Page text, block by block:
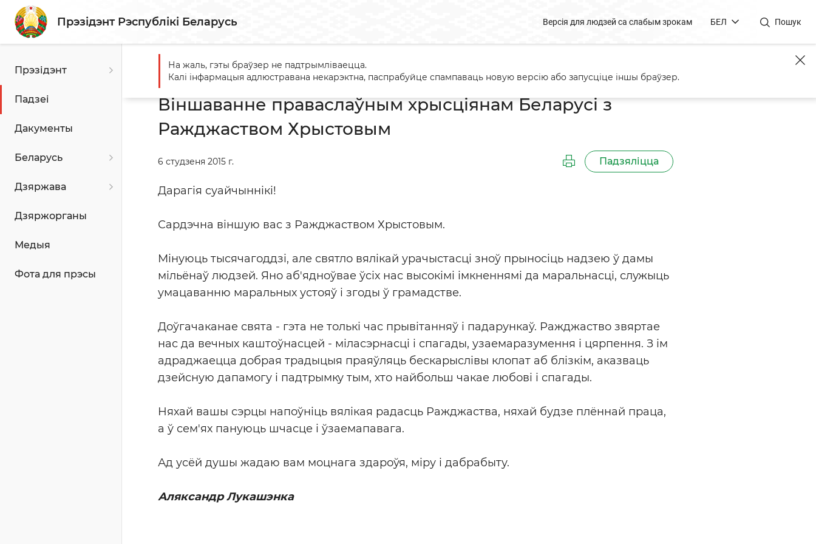
Прэзідэнт Рэспублікі Беларусь Версія для людзей са слабым зрокам БЕЛ Пошук
Прэзідэнт
Падзеі
Дакументы
Беларусь
Дзяржава
Дзяржорганы
Медыя
Фота для прэсы
Галоўная Падзеі Віншаванне праваслаўным хрысціянам Беларусі з Ражджаством Хрыстовым
Віншаванне праваслаўным хрысціянам Беларусі з
Ражджаством Хрыстовым
6 студзеня 2015 г. Падзяліцца
Дарагія суайчыннікі!
Сардэчна віншую вас з Ражджаством Хрыстовым.
Мінуюць тысячагоддзі, але святло вялікай урачыстасці зноў прыносіць надзею ў дамы
мільёнаў людзей. Яно аб'ядноўвае ўсіх нас высокімі імкненнямі да маральнасці, служыць
умацаванню маральных устояў і згоды ў грамадстве.
Доўгачаканае свята - гэта не толькі час прывітанняў і падарункаў. Ражджаство звяртае
нас да вечных каштоўнасцей - міласэрнасці і спагады, узаемаразумення і цярпення. З ім
адраджаецца добрая традыцыя праяўляць бескарыслівы клопат аб блізкім, аказваць
дзейсную дапамогу і падтрымку тым, хто найбольш чакае любові і спагады.
Няхай вашы сэрцы напоўніць вялікая радасць Ражджаства, няхай будзе плённай праца,
а ў сем'ях пануюць шчасце і ўзаемапавага.
Ад усёй душы жадаю вам моцнага здароўя, міру і дабрабыту.
Аляксандр Лукашэнка
На жаль, гэты браўзер не падтрымліваецца.
Калі інфармацыя адлюстравана некарэктна, паспрабуйце спампаваць новую версію або запусціце іншы браўзер.